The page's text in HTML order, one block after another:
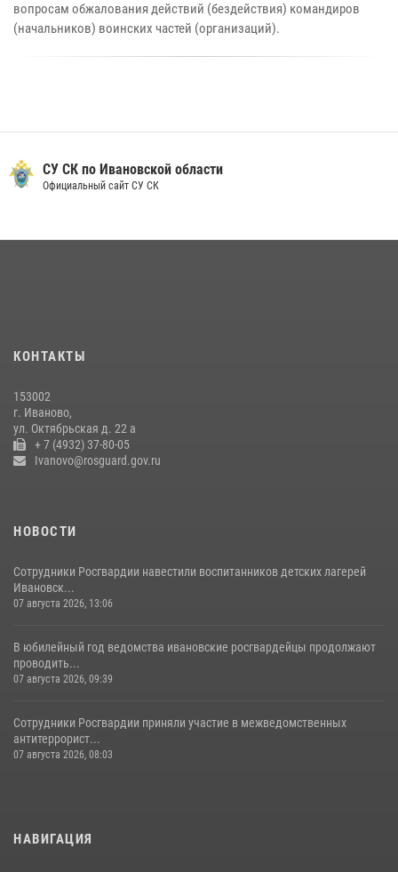
вопросам обжалования действий (бездействия) командиров
(начальников) воинских частей (организаций).
СУ СК по Ивановской области
Официальный сайт СУ СК
КОНТАКТЫ
153002
г. Иваново,
ул. Октябрьская д. 22 а
+ 7 (4932) 37-80-05
Ivanovo@rosguard.gov.ru
НОВОСТИ
Сотрудники Росгвардии навестили воспитанников детских лагерей
Ивановск...
07 августа 2026, 13:06
В юбилейный год ведомства ивановские росгвардейцы продолжают
проводить...
07 августа 2026, 09:39
Сотрудники Росгвардии приняли участие в межведомственных
антитеррорист...
07 августа 2026, 08:03
НАВИГАЦИЯ